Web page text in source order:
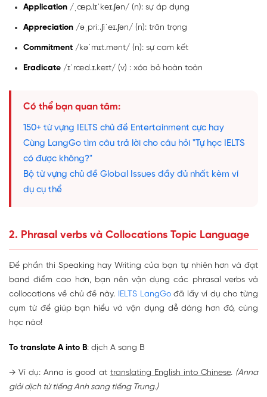
Application /ˌæp.lɪˈkeɪ.ʃən/ (n): sự áp dụng
Appreciation /əˌpriː.ʃiˈeɪ.ʃən/ (n): trân trọng
Commitment /kəˈmɪt.mənt/ (n): sự cam kết
Eradicate /ɪˈræd.ɪ.keɪt/ (v) : xóa bỏ hoàn toàn
Có thể bạn quan tâm:
150+ từ vựng IELTS chủ đề Entertainment cực hay
Cùng LangGo tìm câu trả lời cho câu hỏi "Tự học IELTS
có được không?"
Bộ từ vựng chủ đề Global Issues đầy đủ nhất kèm ví
dụ cụ thể
2. Phrasal verbs và Collocations Topic Language
Để phần thi Speaking hay Writing của bạn tự nhiên hơn và đạt
band điểm cao hơn, bạn nên vận dụng các phrasal verbs và
collocations về chủ đề này.
IELTS LangGođã lấy ví dụ cho từng
cụm từ để giúp bạn hiểu và vận dụng dễ dàng hơn đó, cùng
học nào!
To translate A into B: dịch A sang B
→ Ví dụ: Anna is good at translating English into Chinese. (Anna
giỏi dịch từ tiếng Anh sang tiếng Trung.)